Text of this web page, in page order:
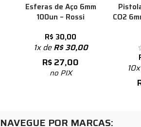
Esferas de Aço 6mm
100un – Rossi
R$ 30,00
1x deR$30,00
R$27,00
no PIX
CO2
NAVEGUE POR MARCAS: